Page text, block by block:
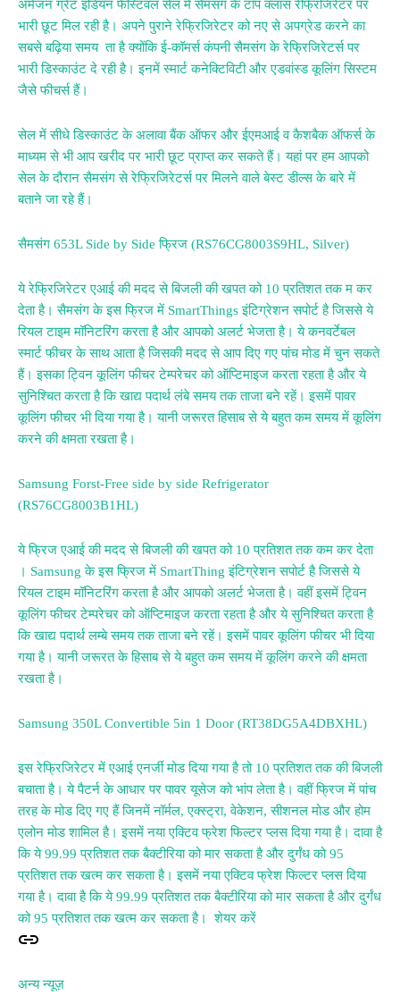
अमेजन ग्रेट इंडियन फेस्टिवल सेल में सैमसंग के टॉप क्लास रेफ्रिजिरेटर पर
भारी छूट मिल रही है। अपने पुराने रेफ्रिजिरेटर को नए से अपग्रेड करने का
सबसे बढ़िया समय ता है क्योंकि ई-कॉमर्स कंपनी सैमसंग के रेफ्रिजिरेटर्स पर
भारी डिस्काउंट दे रही है। इनमें स्मार्ट कनेक्टिविटी और एडवांस्ड कूलिंग सिस्टम
जैसे फीचर्स हैं।
सेल में सीधे डिस्काउंट के अलावा बैंक ऑफर और ईएमआई व कैशबैक ऑफर्स के
माध्यम से भी आप खरीद पर भारी छूट प्राप्त कर सकते हैं। यहां पर हम आपको
सेल के दौरान सैमसंग से रेफ्रिजिरेटर्स पर मिलने वाले बेस्ट डील्स के बारे में
बताने जा रहे हैं।
सैमसंग 653L Side by Side फ्रिज (RS76CG8003S9HL, Silver)
ये रेफ्रिजिरेटर एआई की मदद से बिजली की खपत को 10 प्रतिशत तक म कर
देता है। सैमसंग के इस फ्रिज में SmartThings इंटिग्रेशन सपोर्ट है जिससे ये
रियल टाइम मॉनिटरिंग करता है और आपको अलर्ट भेजता है। ये कनवर्टेबल
स्मार्ट फीचर के साथ आता है जिसकी मदद से आप दिए गए पांच मोड में चुन सकते
हैं। इसका ट्विन कूलिंग फीचर टेम्परेचर को ऑप्टिमाइज करता रहता है और ये
सुनिश्चित करता है कि खाद्य पदार्थ लंबे समय तक ताजा बने रहें। इसमें पावर
कूलिंग फीचर भी दिया गया है। यानी जरूरत हिसाब से ये बहुत कम समय में कूलिंग
करने की क्षमता रखता है।
Samsung Forst-Free side by side Refrigerator
(RS76CG8003B1HL)
ये फ्रिज एआई की मदद से बिजली की खपत को 10 प्रतिशत तक कम कर देता
। Samsung के इस फ्रिज में SmartThing इंटिग्रेशन सपोर्ट है जिससे ये
रियल टाइम मॉनिटरिंग करता है और आपको अलर्ट भेजता है। वहीं इसमें ट्विन
कूलिंग फीचर टेम्परेचर को ऑप्टिमाइज करता रहता है और ये सुनिश्चित करता है
कि खाद्य पदार्थ लम्बे समय तक ताजा बने रहें। इसमें पावर कूलिंग फीचर भी दिया
गया है। यानी जरूरत के हिसाब से ये बहुत कम समय में कूलिंग करने की क्षमता
रखता है।
Samsung 350L Convertible 5in 1 Door (RT38DG5A4DBXHL)
इस रेफ्रिजिरेटर में एआई एनर्जी मोड दिया गया है तो 10 प्रतिशत तक की बिजली
बचाता है। ये पैटर्न के आधार पर पावर यूसेज को भांप लेता है। वहीं फ्रिज में पांच
तरह के मोड दिए गए हैं जिनमें नॉर्मल, एक्स्ट्रा, वेकेशन, सीशनल मोड और होम
एलोन मोड शामिल है। इसमें नया एक्टिव फ्रेश फिल्टर प्लस दिया गया है। दावा है
कि ये 99.99 प्रतिशत तक बैक्टीरिया को मार सकता है और दुर्गंध को 95
प्रतिशत तक खत्म कर सकता है। इसमें नया एक्टिव फ्रेश फिल्टर प्लस दिया
गया है। दावा है कि ये 99.99 प्रतिशत तक बैक्टीरिया को मार सकता है और दुर्गंध
को 95 प्रतिशत तक खत्म कर सकता है। शेयर करें
अन्य न्यूज़